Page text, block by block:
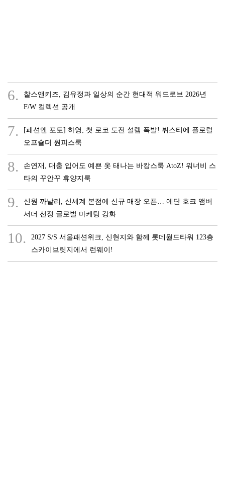
6.
찰스앤키즈, 김유정과 일상의 순간 현대적 워드로브 2026년
F/W 컬렉션 공개
7.
[패션엔 포토] 하영, 첫 로코 도전 설렘 폭발! 뷔스티에 플로럴
오프숄더 원피스룩
8.
손연재, 대충 입어도 예쁜 옷 태나는 바캉스룩 AtoZ! 워너비 스
타의 꾸안꾸 휴양지룩
9.
신원 까날리, 신세계 본점에 신규 매장 오픈… 에단 호크 앰버
서더 선정 글로벌 마케팅 강화
10.
2027 S/S 서울패션위크, 신현지와 함께 롯데월드타워 123층
스카이브릿지에서 런웨이!